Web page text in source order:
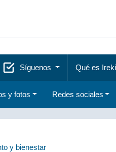
Síguenos Qué es
y fotos Redes sociales
y bienestar